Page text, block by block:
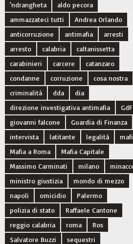
'ndrangheta
aldo pecora
ammazzateci tutti
Andrea Orlando
anticorruzione
antimafia
arresti
arresto
calabria
caltanissetta
carabinieri
carcere
catanzaro
condanne
corruzione
cosa nostra
criminalità
dda
dia
direzione investigativa antimafia
GdF
giovanni falcone
Guardia di Finanza
intervista
latitante legalità
Mafia a Roma
Mafia Capitale
Massimo Carminati
milano
ministro giustizia
mondo di mezzo
napoli
omicidio
Palermo
polizia di stato
Raffaele Cantone
reggio calabria
roma
Ros
Salvatore Buzzi
sequestri